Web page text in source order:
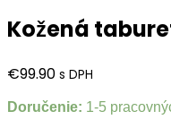
Kožená
€99.90 s DPH
Doručenie: 1-5